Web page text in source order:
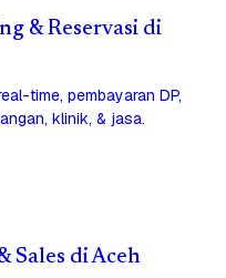
& Reservasi di
time, pembayaran DP,
klinik, & jasa.
Sales di Aceh